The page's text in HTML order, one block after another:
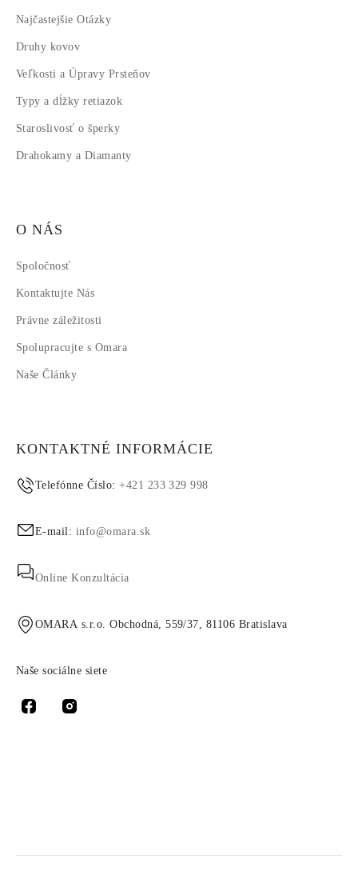
Najčastejšie Otázky
Druhy kovov
Veľkosti a Úpravy Prsteňov
Typy a dĺžky retiazok
Staroslivosť o šperky
Drahokamy a Diamanty
O NÁS
Spoločnosť
Kontaktujte Nás
Právne záležitosti
Spolupracujte s Omara
Naše Články
KONTAKTNÉ INFORMÁCIE
Telefónne Číslo:+421 233 329 998
E-mail: info@omara.sk
Online Konzultácia
OMARA s.r.o. Obchodná, 559/37, 81106 Bratislava
Naše sociálne siete